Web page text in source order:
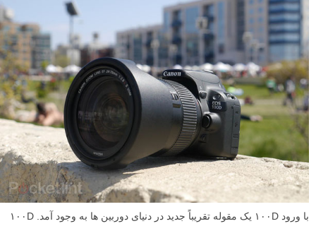
با ورود ۱۰۰D یک مقوله تقریباً جدید در دنیای دوربین ها به وجود آمد. ۱۰۰D